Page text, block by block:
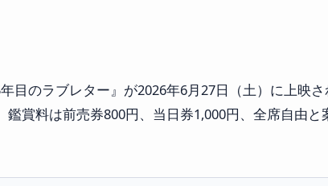
のラブレター』が2026年6月27日（土）に上映さ
賞料は前売券800円、当日券1,000円、全席自由と